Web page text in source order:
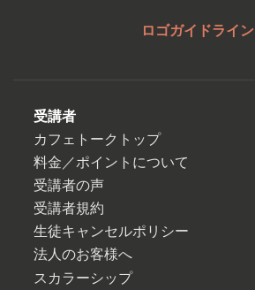
ロゴガイドライン
受講者
カフェトークトップ
料金／ポイントについて
受講者の声
受講者規約
生徒キャンセルポリシー
法人のお客様へ
スカラーシップ